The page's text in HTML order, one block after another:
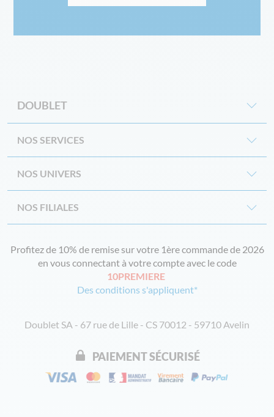
DOUBLET
NOS SERVICES
NOS UNIVERS
NOS FILIALES
Profitez de 10% de remise sur votre 1ère commande de 2026
en vous connectant à votre compte avec le code
10PREMIERE
Des conditions s'appliquent*
Doublet SA - 67 rue de Lille - CS 70012 - 59710 Avelin
PAIEMENT SÉCURISÉ